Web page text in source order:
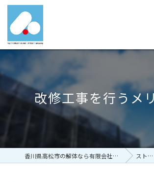
改修工事を行うメ
香川県高松市の解体なら有限会社富士メディカルサービス ストーリー